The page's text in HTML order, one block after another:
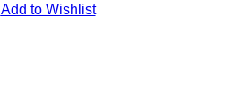
Add to Wishlist